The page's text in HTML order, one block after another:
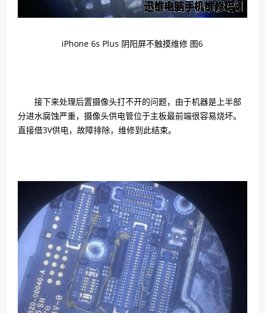
iPhone 6s Plus 阴阳屏不触摸维修 图6
接下来处理后置摄像头打不开的问题，由于机器是上半部
分进水腐蚀严重，摄像头供电管位于主板最前端很容易烧坏。
直接借3V供电，故障排除，维修到此结束。